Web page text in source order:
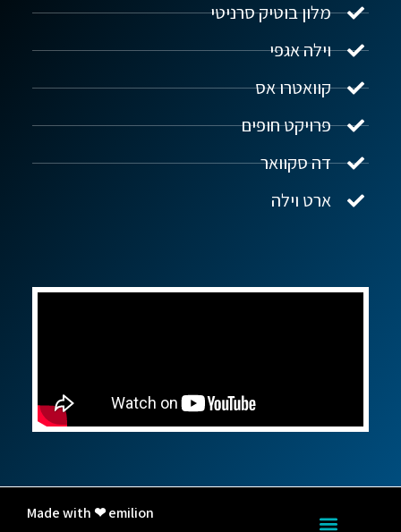
מלון בוטיק סרניטי
וילה אגפי
קוואטרו אס
פרויקט חופים
דה סקוואר
ארט וילה
Made with ❤ emilion
נדל"ן ביוון G.R.E
שלום! איך אפשר לעזור?